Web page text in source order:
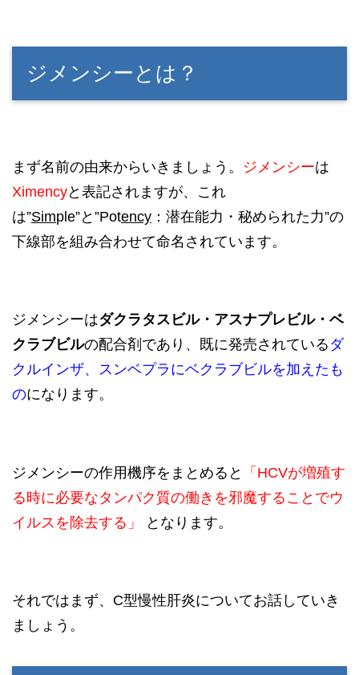
ジメンシーとは？
まず名前の由来からいきましょう。 ジメンシーは
Ximencyと表記されますが、これ
は”Simple”と”Potency ：潜在能力・秘められた力”の
下線部を組み合わせて命名されています。
ジメンシーはダクラタスビル・アスナプレビル・ベ
クラブビルの配合剤であり、既に発売されている ダ
クルインザ、スンベプラにベクラブビルを加えたも
のになります。
ジメンシーの作用機序をまとめると
「HCVが増殖す
る時に必要なタンパク質の働きを邪魔することでウ
イルスを除去する」
となります。
それではまず、C型慢性肝炎についてお話していき
ましょう。